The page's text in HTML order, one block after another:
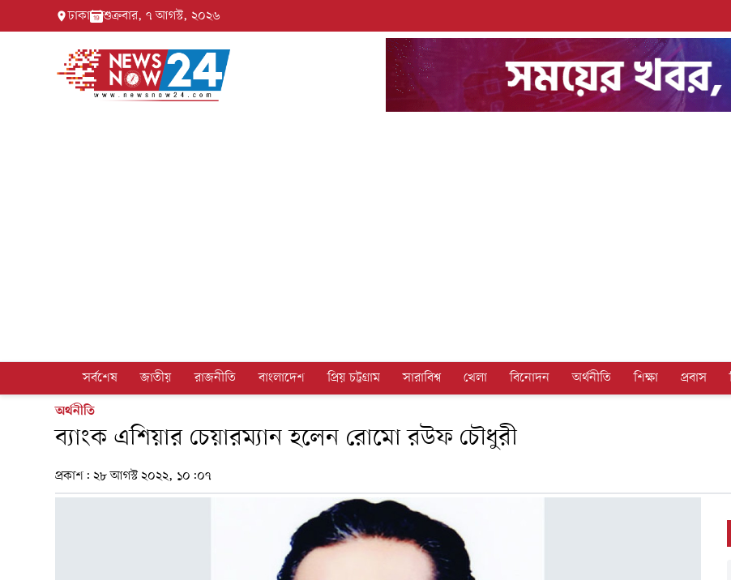
ঢাকা শুক্রবার, ৭ আগস্ট, ২০২৬
সর্বশেষ জাতীয় রাজনীতি বাংলাদেশ প্রিয় চট্টগ্রাম সারাবিশ্ব খেলা বিনোদন অর্থনীতি শিক্ষা প্রবাস
অর্থনীতি
ব্যাংক এশিয়ার চেয়ারম্যান হলেন রোমো রউফ চৌধুরী
প্রকাশ: ২৮ আগস্ট ২০২২, ১০:০৭